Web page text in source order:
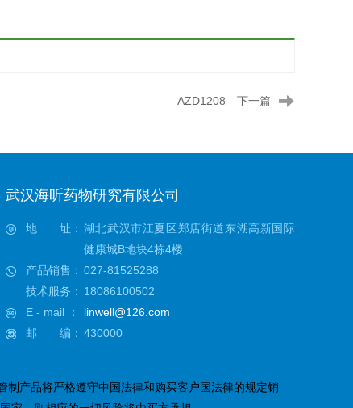
AZD1208 下一篇
武汉海昕药物研究有限公司
地 址： 湖北武汉市江夏区郑店街道东湖高新国际
健康城B地块4栋4楼
产品销售： 027-81525288
技术服务： 18086100502
E - mail ：
linwell@126.com
邮 编： 430000
产品将严格遵守中国法律和购买客户国法律的规定销